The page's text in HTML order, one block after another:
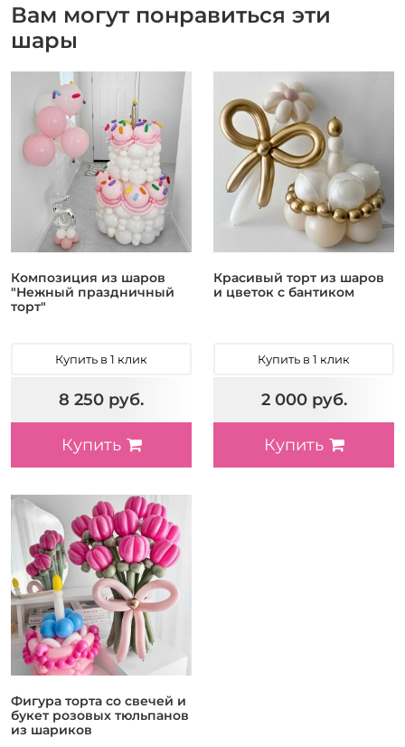
Вам могут понравиться эти
шары
Композиция из шаров
"Нежный праздничный
торт"
Купить в 1 клик
8 250 руб.
Купить
Красивый торт из шаров
и цветок с бантиком
Купить в 1 клик
2 000 руб.
Купить
Фигура торта со свечей и
букет розовых тюльпанов
из шариков